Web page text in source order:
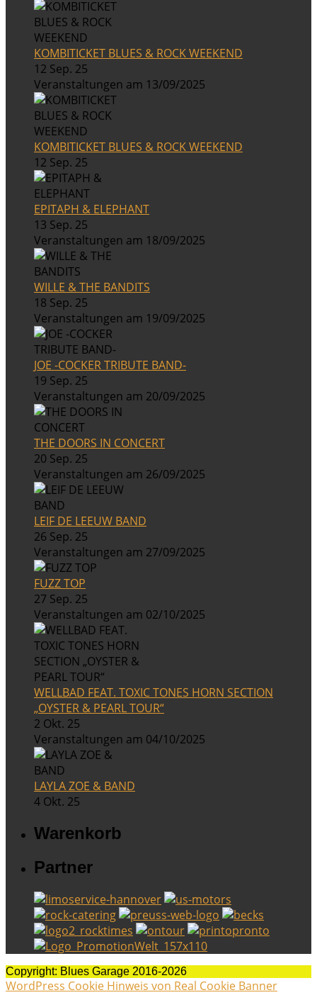
KOMBITICKET BLUES & ROCK WEEKEND
12 Sep. 25
Veranstaltungen am 13/09/2025
KOMBITICKET BLUES & ROCK WEEKEND
12 Sep. 25
EPITAPH & ELEPHANT
13 Sep. 25
Veranstaltungen am 18/09/2025
WILLE & THE BANDITS
18 Sep. 25
Veranstaltungen am 19/09/2025
JOE -COCKER TRIBUTE BAND-
19 Sep. 25
Veranstaltungen am 20/09/2025
THE DOORS IN CONCERT
20 Sep. 25
Veranstaltungen am 26/09/2025
LEIF DE LEEUW BAND
26 Sep. 25
Veranstaltungen am 27/09/2025
FUZZ TOP
27 Sep. 25
Veranstaltungen am 02/10/2025
WELLBAD FEAT. TOXIC TONES HORN SECTION
„OYSTER & PEARL TOUR“
2 Okt. 25
Veranstaltungen am 04/10/2025
LAYLA ZOE & BAND
4 Okt. 25
Warenkorb
Partner
Copyright: Blues Garage 2016-2026
WordPress Cookie Hinweis von Real Cookie Banner